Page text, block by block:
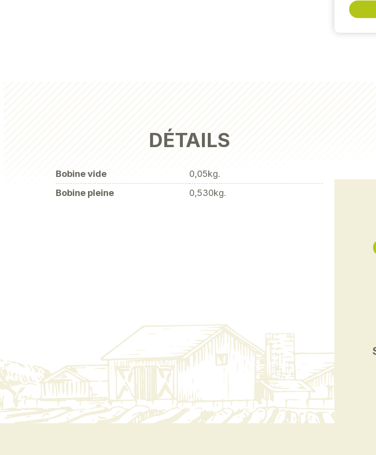
DÉTAILS
Bobine vide
0,05kg.
Bobine pleine
0,530kg.